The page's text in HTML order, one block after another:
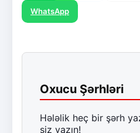
WhatsApp
Oxucu Şərhləri
Hələlik heç bir şərh
siz yazın!